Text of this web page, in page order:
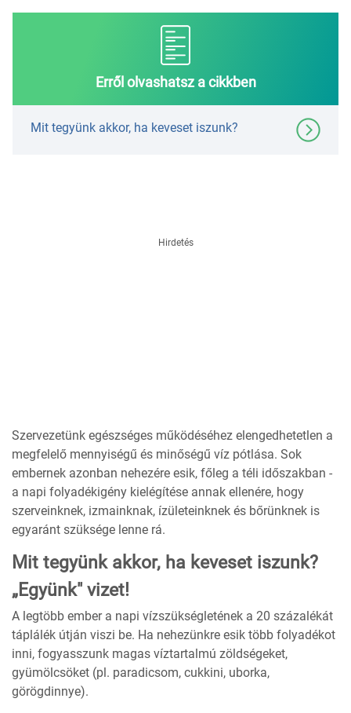
Erről olvashatsz a cikkben
Mit tegyünk akkor, ha keveset iszunk?
Hirdetés
Szervezetünk egészséges működéséhez elengedhetetlen a
megfelelő mennyiségű és minőségű víz pótlása. Sok
embernek azonban nehezére esik, főleg a téli időszakban -
a napi folyadékigény kielégítése annak ellenére, hogy
szerveinknek, izmainknak, ízületeinknek és bőrünknek is
egyaránt szüksége lenne rá.
Mit tegyünk akkor, ha keveset iszunk?
„Együnk" vizet!
A legtöbb ember a napi vízszükségletének a 20 százalékát
táplálék útján viszi be. Ha nehezünkre esik több folyadékot
inni, fogyasszunk magas víztartalmú zöldségeket,
gyümölcsöket (pl. paradicsom, cukkini, uborka,
görögdinnye).